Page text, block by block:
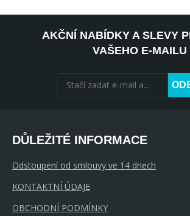
AKČNÍ NABÍDKY A SLEVY
VAŠEHO E-MAILU
DŮLEŽITÉ INFORMACE
Odstoupení od smlouvy ve 14 dnech
KONTAKTNÍ ÚDAJE
OBCHODNÍ PODMÍNKY